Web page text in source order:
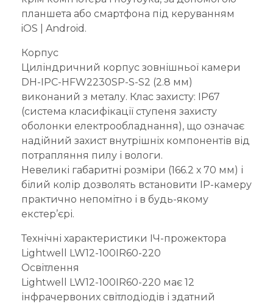
планшета або смартфона під керуванням
iOS | Android.
Корпус
Циліндричний корпус зовнішньої камери
DH-IPC-HFW2230SP-S-S2 (2.8 мм)
виконаний з металу. Клас захисту: IP67
(система класифікації ступеня захисту
оболонки електрообладнання), що означає
надійний захист внутрішніх компонентів від
потрапляння пилу і вологи.
Невеликі габаритні розміри (166.2 х 70 мм) і
білий колір дозволять встановити IP-камеру
практично непомітно і в будь-якому
екстер’єрі.
Технічні характеристики ІЧ-прожектора
Lightwell LW12-100IR60-220
Освітлення
Lightwell LW12-100IR60-220 має 12
інфрачервоних світлодіодів і здатний